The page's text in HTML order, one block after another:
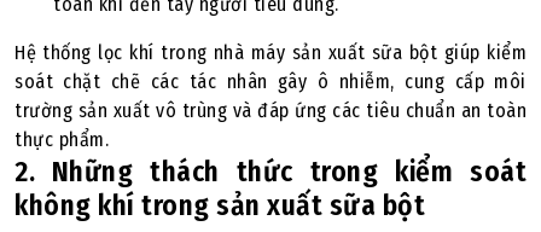
Hệ thống lọc khí trong nhà máy sản xuất sữa bột giúp kiểm
soát chặt chẽ các tác nhân gây ô nhiễm, cung cấp môi
trường sản xuất vô trùng và đáp ứng các tiêu chuẩn an toàn
thực phẩm.
2. Những thách thức trong kiểm soát
không khí trong sản xuất sữa bột